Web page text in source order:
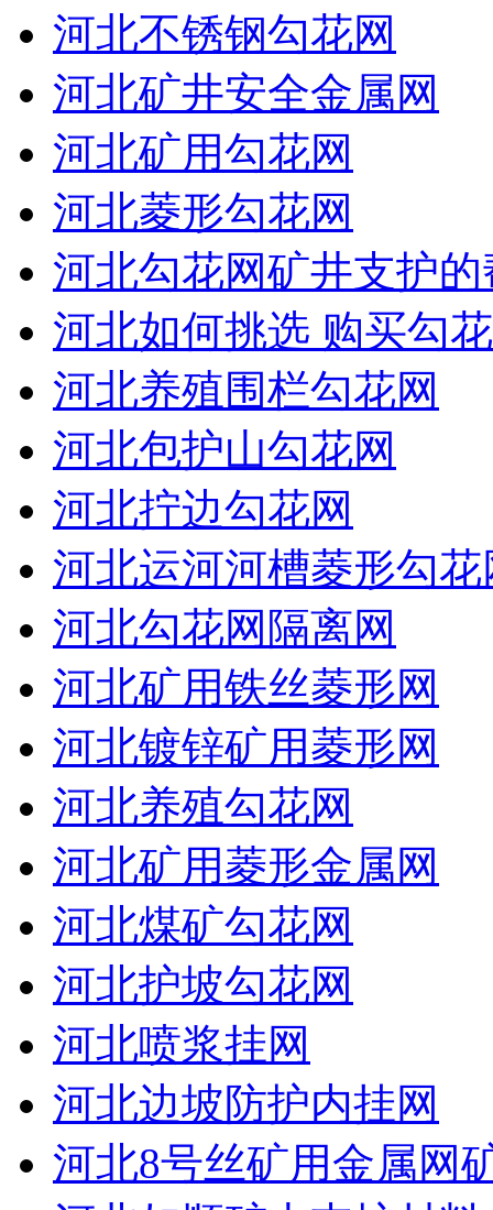
河北不锈钢勾花网
河北矿井安全金属网
河北矿用勾花网
河北菱形勾花网
河北勾花网矿井支护的
河北如何挑选 购买勾
河北养殖围栏勾花网
河北包护山勾花网
河北拧边勾花网
河北运河河槽菱形勾花
河北勾花网隔离网
河北矿用铁丝菱形网
河北镀锌矿用菱形网
河北养殖勾花网
河北矿用菱形金属网
河北煤矿勾花网
河北护坡勾花网
河北喷浆挂网
河北边坡防护内挂网
河北8号丝矿用金属网